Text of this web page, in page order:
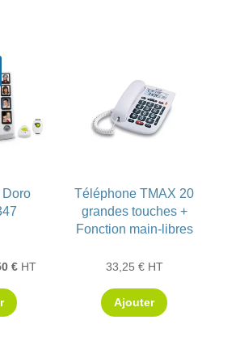
€Le
HT
Téléphone TMAX 20
grandes touches +
Fonction main-libres
33,25 € HT
Ajouter